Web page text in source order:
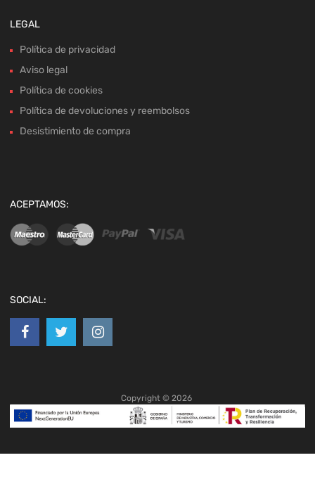
LEGAL
Política de privacidad
Aviso legal
Política de cookies
Política de devoluciones y reembolsos
Desistimiento de compra
ACEPTAMOS:
SOCIAL:
Copyright © 2026